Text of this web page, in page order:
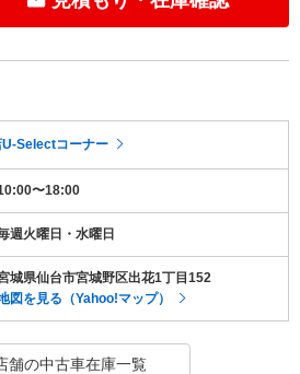
Selectコーナー
〜18:00
週火曜日・水曜日
城県仙台市宮城野区出花1丁目152
図を見る（Yahoo!マップ）
舗の中古車在庫一覧